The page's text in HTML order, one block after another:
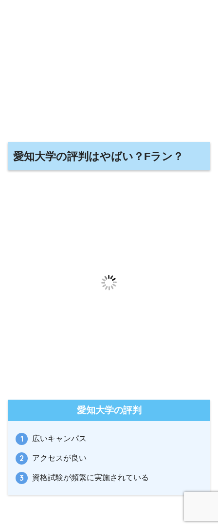
愛知大学の評判はやばい？Fラン？
愛知大学の評判
広いキャンパス
アクセスが良い
資格試験が頻繁に実施されている